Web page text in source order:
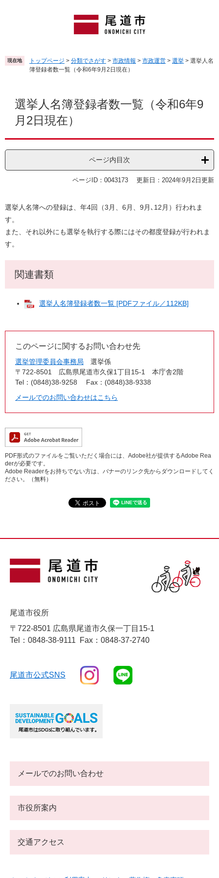
頭
で
飛
ば
現在地 トップページ > 分類でさがす > 市政情報 > 市政運営 > 選挙 > 選挙人名
簿登録者数一覧（令和6年9月2日現在）
選挙人名簿登録者数一覧（令和6年9
月2日現在）
ページ内目次
ページID：0043173 更新日：2024年9月2日更新
選挙人名簿への登録は、年4回（3月、6月、9月､12月）行われま
す。
また、それ以外にも選挙を執行する際にはその都度登録が行われま
す。
関連書類
選挙人名簿登録者数一覧 [PDFファイル／112KB]
このページに関するお問い合わせ先
選挙管理委員会事務局
選挙係
〒722-8501
広島県尾道市久保1丁目15-1 本庁舎2階
Tel：(0848)38-9258
Fax：(0848)38-9338
メールでのお問い合わせはこちら
PDF形式のファイルをご覧いただく場合には、Adobe社が提供するAdobe Rea
derが必要です。
Adobe Readerをお持ちでない方は、バナーのリンク先からダウンロードしてく
ださい。（無料）
尾道市役所
〒722-8501 広島県尾道市久保一丁目15-1
Tel：0848-38-9111 Fax：0848-37-2740
尾道市公式SNS
メールでのお問い合わせ
市役所案内
交通アクセス